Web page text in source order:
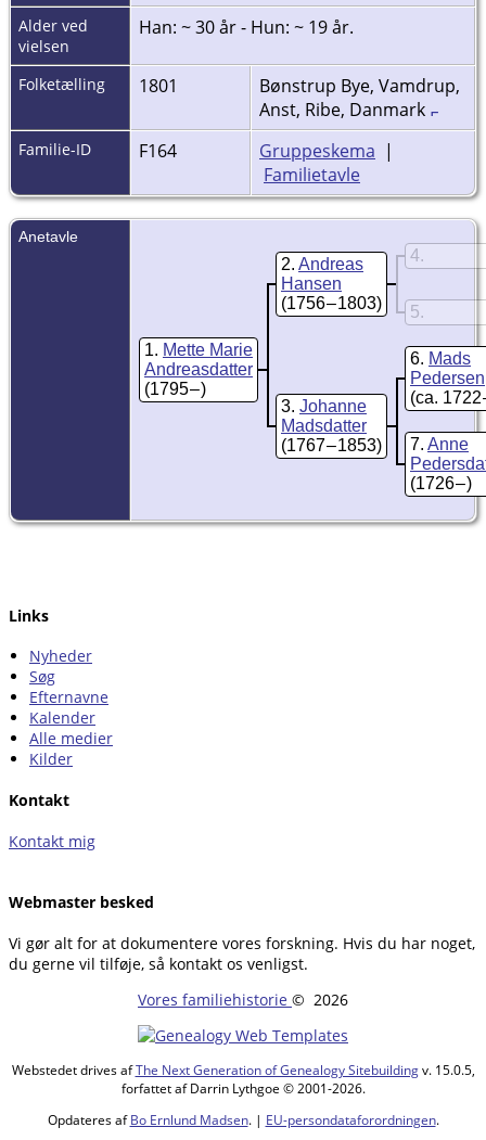
Alder ved
vielsen
Han: ~ 30 år - Hun: ~ 19 år.
Folketælling 1801
Bønstrup Bye, Vamdrup,
Anst, Ribe, Danmark
Familie-ID F164 Gruppeskema |
Familietavle
Anetavle
1
Mette Marie
Andreasdatter
(1795 – )
2 Andreas
Hansen
(1756 – 1803)
4
5
3 Johanne
Madsdatter
(1767 – 1853)
6 Mads
Pedersen
(ca. 1722
7 Anne
(1726 – )
Links
Nyheder
Søg
Efternavne
Kalender
Alle medier
Kilder
Kontakt
Kontakt mig
Webmaster besked
Vi gør alt for at dokumentere vores forskning. Hvis du har noget,
du gerne vil tilføje, så kontakt os venligst.
Vores familiehistorie © 2026
Webstedet drives afThe Next Generation of Genealogy Sitebuildingv. 15.0.5,
forfattet af Darrin Lythgoe © 2001-2026.
Opdateres afBo Ernlund Madsen. | EU-persondataforordningen.